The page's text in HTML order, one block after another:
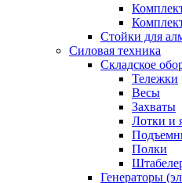
Стойки для
Силовая техника
Складское
Тележки
Весы
Захваты
Лотки и
Полки
Генераторы